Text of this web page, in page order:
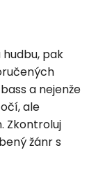
hudbu, pak
a nejenže
ale
Zkontroluj
žánr s